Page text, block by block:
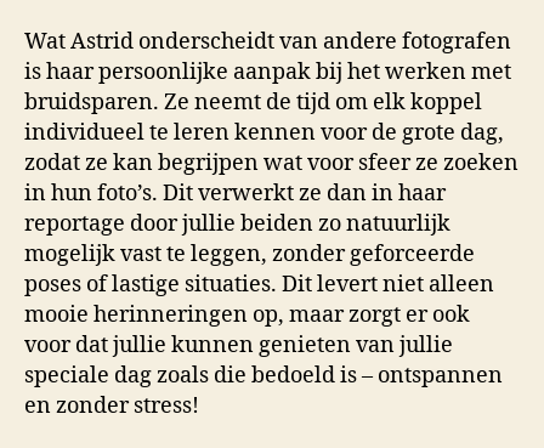
Wat Astrid onderscheidt van andere fotografen
is haar persoonlijke aanpak bij het werken met
bruidsparen. Ze neemt de tijd om elk koppel
individueel te leren kennen voor de grote dag,
zodat ze kan begrijpen wat voor sfeer ze zoeken
in hun foto’s. Dit verwerkt ze dan in haar
reportage door jullie beiden zo natuurlijk
mogelijk vast te leggen, zonder geforceerde
poses of lastige situaties. Dit levert niet alleen
mooie herinneringen op, maar zorgt er ook
voor dat jullie kunnen genieten van jullie
speciale dag zoals die bedoeld is – ontspannen
en zonder stress!